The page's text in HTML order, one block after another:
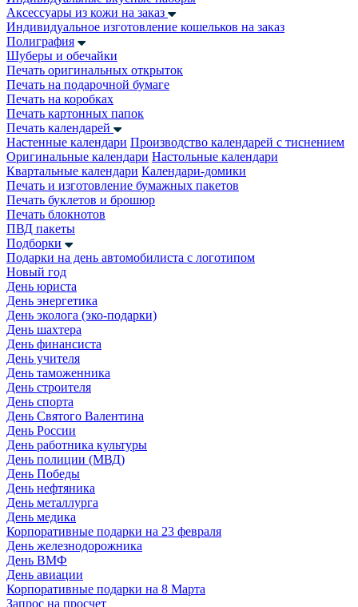
Аксессуары из кожи на заказ
Индивидуальное изготовление кошельков на заказ
Полиграфия
Шуберы и обечайки
Печать оригинальных открыток
Печать на подарочной бумаге
Печать на коробках
Печать картонных папок
Печать календарей
Настенные календари Производство календарей с тиснением
Оригинальные календари Настольные календари
Квартальные календари Календари-домики
Печать и изготовление бумажных пакетов
Печать буклетов и брошюр
Печать блокнотов
ПВД пакеты
Подборки
Подарки на день автомобилиста с логотипом
Новый год
День юриста
День энергетика
День эколога (эко-подарки)
День шахтера
День финансиста
День учителя
День таможенника
День строителя
День спорта
День Святого Валентина
День России
День работника культуры
День полиции (МВД)
День Победы
День нефтяника
День металлурга
День медика
Корпоративные подарки на 23 февраля
День железнодорожника
День ВМФ
День авиации
Корпоративные подарки на 8 Марта
Запрос на просчет